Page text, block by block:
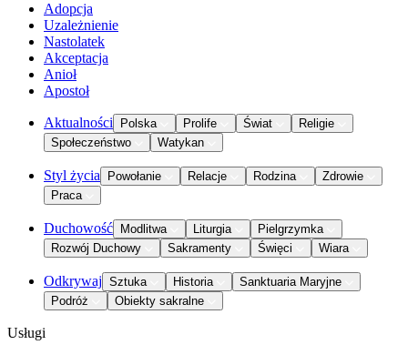
Adopcja
Uzależnienie
Nastolatek
Akceptacja
Anioł
Apostoł
Aktualności Polska Prolife Świat
Religie
Społeczeństwo
Watykan
Styl życia Powołanie Relacje Rodzina
Zdrowie
Praca
Duchowość Modlitwa Liturgia
Pielgrzymka
Rozwój Duchowy
Sakramenty Święci Wiara
Odkrywaj Sztuka Historia
Sanktuaria Maryjne
Podróż
Obiekty sakralne
Usługi